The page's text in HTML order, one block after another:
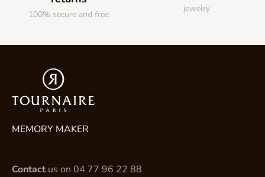
100% secure and free
jewelry
MEMORY MAKER
Contact us on 04 77 96 22 88